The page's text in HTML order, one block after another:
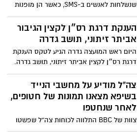
שנשלחות לאנשים ב-SMS, כאשר הן מופנות
באופן אישית לנמען ומאיימות עליו איומים
נמרצים: "מדובר בהודעות כזב שיש בהן כדי
לעורר תבהלה בציבור בזמן מלחמה"
הענקת דרגת רס״ן לקצין הגיבור
אביתר זיתוני, תושב גדרה
היום ראש המועצה גדרה הגיע לטקס הענקת
דרגת רס״ן לקצין אביתר זיתוני, תושב גדרה.
אביתר, מ"פ בצנחנים, נפצע באורח אנוש
בלחימה בשבת הארורה, ב-7 באוקטובר,
לאחר שחיסל עשרות מחבלים. גבורתו של
אביתר היא גבורה יוצאת דופן כאשר הוא
וחייליו היו מהכוחות הראשונים שהסתערו על
המחבלים וגם לאחר שנפצע במהלך הלחימה,
צה"ל מודיע על מחשבי הנייד
בשיפא מצאנו תמונות של חטופים,
לאחר שנחטפו
צוות של BBC התלווה לכוחות צה"ל שפשטו
על אזורים מסוימים בבית החולים שיפא